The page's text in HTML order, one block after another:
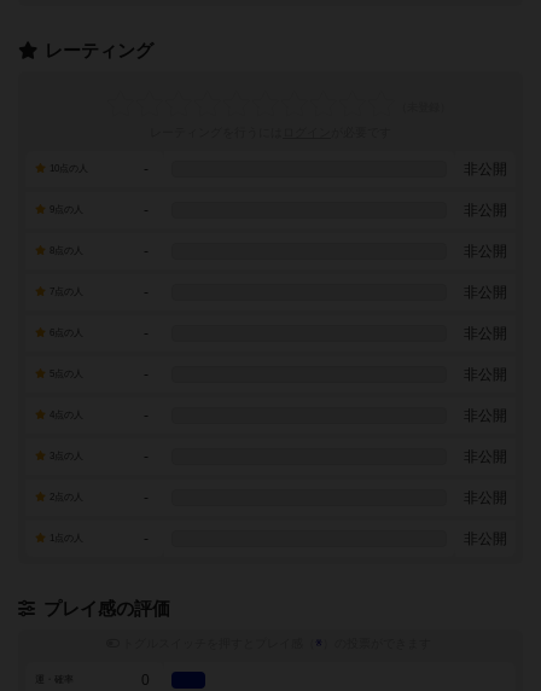
レーティング
- 非公開
- 非公開
- 非公開
7点の人 - 非公開
- 非公開
- 非公開
- 非公開
- 非公開
- 非公開
- 非公開
プレイ感の評価
※
0